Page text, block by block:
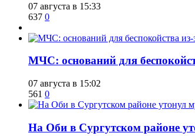
07 августа в 15:33
637 0
​МЧС: оснований для
07 августа в 15:02
561 0
​На Оби в Сургутском районе